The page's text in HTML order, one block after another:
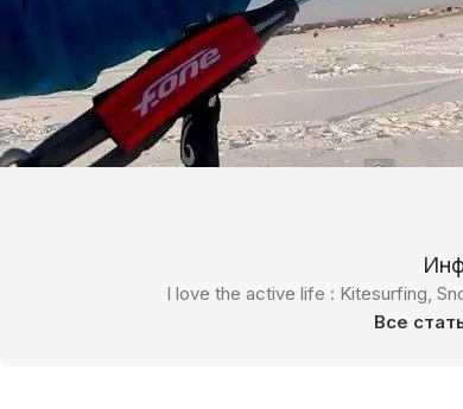
биг эйров. Самое главное не ссать)
I love the active life : Kitesurfing,
Все